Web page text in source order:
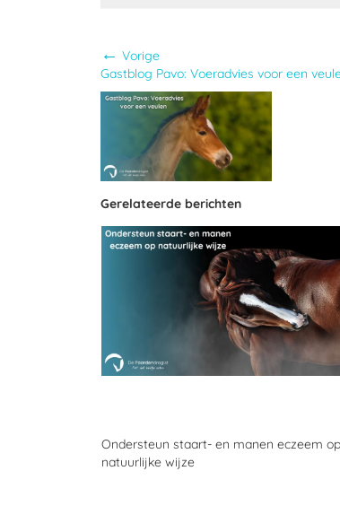
← Vorige
Gastblog Pavo: Voeradvies voor een
Gerelateerde berichten
Ondersteun staart- en manen eczeem op
natuurlijke wijze